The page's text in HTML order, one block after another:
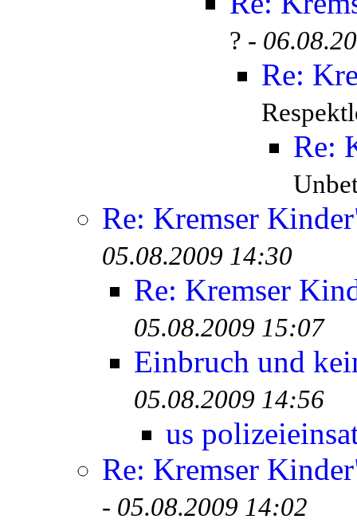
? -
Re:
Re:
Re: Kremser
05.08.2009 14:30
Re: Kremser
05.08.2009 15:07
Einbruch und
05.08.2009 14:56
us
Re: Kremser
- 05.08.2009 14:02